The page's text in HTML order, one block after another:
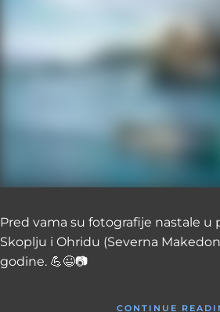
Pred vama su fotografije nastale u
Skoplju i Ohridu (Severna
godine. 💪😉📷
CONTINUE